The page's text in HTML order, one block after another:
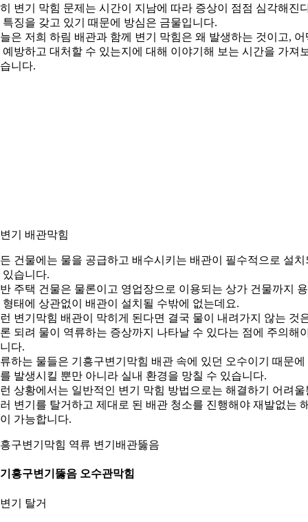
변기 막힘 문제는 시간이 지남에 따라 증상이 점점 심각해진
특징을 갖고 있기 때문에 방심은 금물입니다.
은 저희 하림 배관과 함께 변기 막힘은 왜 발생하는 것이고, 어
예방하고 대처할 수 있는지에 대해 이야기해 보는 시간을 가져
니다.
기 배관막힘
건물에는 물을 공급하고 배수시키는 배관이 필수적으로 설치
있습니다.
주택 건물은 물론이고 영업장으로 이용되는 상가 건물까지
형태에 상관없이 배관이 설치될 수밖에 없는데요.
변기막힘 배관이 막히게 된다면 결국 물이 내려가지 않는 것
되려 물이 역류하는 증상까지 나타날 수 있다는 점에 주의해
다.
하는 물들은 기흥구변기막힘 배관 속에 있던 오수이기 때문에
발생시킬 뿐만 아니라 실내 환경을 망칠 수 있습니다.
상황에서는 일반적인 변기 막힘 방법으로는 해결하기 어려울
변기를 탈거하고 제대로 된 배관 청소를 진행해야 재발없는
가능합니다.
구변기막힘 역류 변기배관뚫음
흥구변기뚫음 오수관막힘